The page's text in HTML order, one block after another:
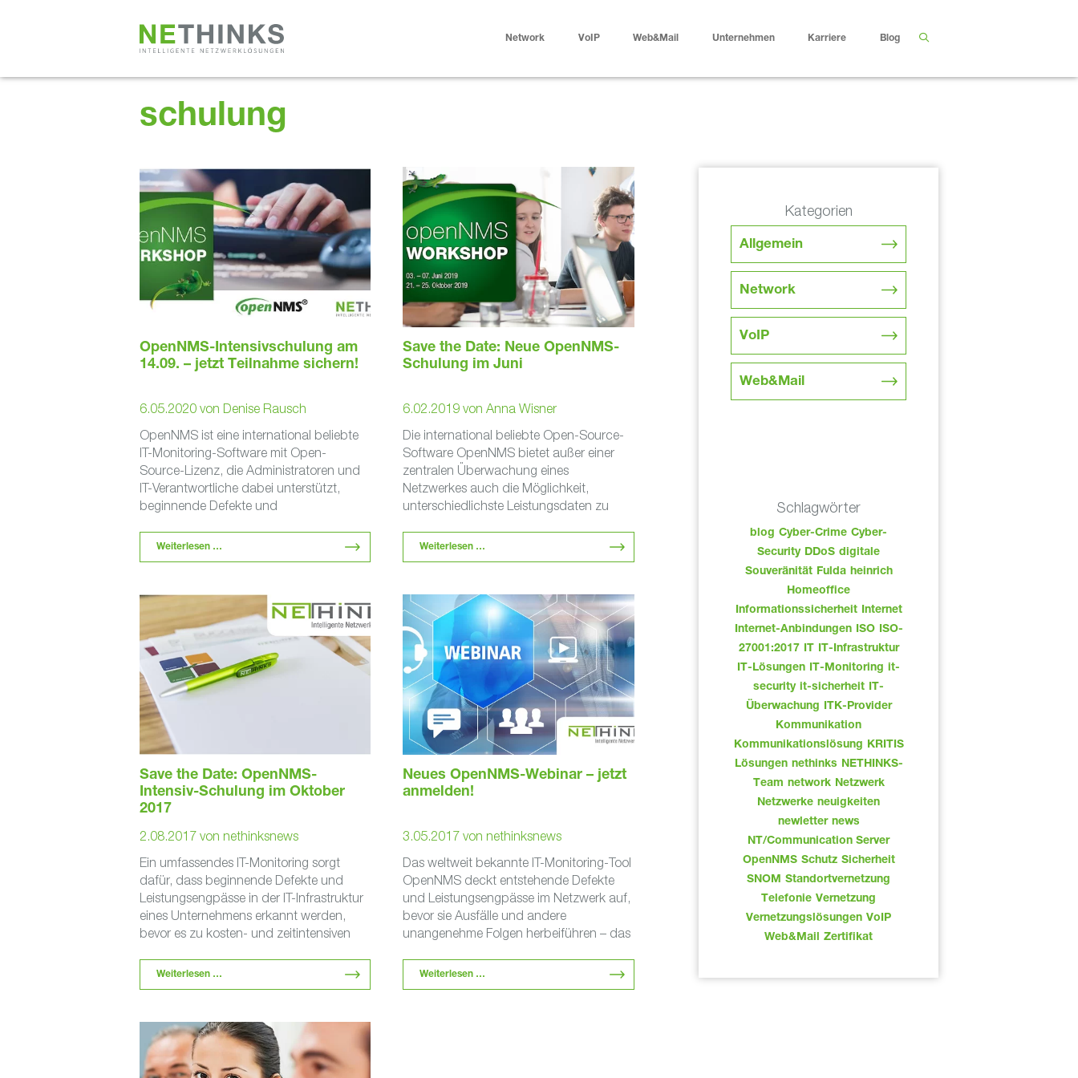
Network VoIP Web&Mail Unternehmen Karriere Blog
schulung
OpenNMS-Intensivschulung am
14.09. – jetzt Teilnahme sichern!
6.05.2020 von Denise Rausch
OpenNMS ist eine international beliebte
IT-Monitoring-Software mit Open-
Source-Lizenz, die Administratoren und
IT-Verantwortliche dabei unterstützt,
beginnende Defekte und
eines Unternehmens zu erkennen, bevor
es zu unangenehmen Folgen …
Weiterlesen …
Save the Date: Neue OpenNMS-
Schulung im Juni
6.02.2019 vonAnna Wisner
Die international beliebte Open-Source-
Software OpenNMS bietet außer einer
zentralen Überwachung eines
Netzwerkes auch die Möglichkeit,
unterschiedlichste Leistungsdaten zu
Funktionen auch echte Mehrwerte zu
nutzen. So stellt …
Weiterlesen …
Save the Date: OpenNMS-
Intensiv-Schulung im Oktober
2017
2.08.2017 von nethinksnews
Ein umfassendes IT-Monitoring sorgt
dafür, dass beginnende Defekte und
Leistungsengpässe in der IT-Infrastruktur
eines Unternehmens erkannt werden,
bevor es zu kosten- und zeitintensiven
bekannte und beliebte …
Weiterlesen …
Neues OpenNMS-Webinar – jetzt
anmelden!
3.05.2017 von nethinksnews
Das weltweit bekannte IT-Monitoring-Tool
OpenNMS deckt entstehende Defekte
und Leistungsengpässe im Netzwerk auf,
bevor sie Ausfälle und andere
unangenehme Folgen herbeiführen – das
Weiterlesen …
Kategorien
Allgemein
Network
VoIP
Web&Mail
Schlagwörter
blog Cyber-Crime Cyber-
Security DDoS digitale
Souveränität Fulda heinrich
Homeoffice
Informationssicherheit Internet
Internet-Anbindungen ISO ISO-
27001:2017 IT
IT-Infrastruktur
IT-Lösungen IT-Monitoring
it-
security it-sicherheit IT-
Überwachung
ITK-Provider
Kommunikation
Kommunikationslösung
KRITIS
Lösungen nethinks NETHINKS-
Team network Netzwerk
Netzwerke neuigkeiten
newletter news
NT/Communication Server
OpenNMS Schutz Sicherheit
SNOM Standortvernetzung
Telefonie Vernetzung
Vernetzungslösungen VoIP
Web&Mail Zertifikat